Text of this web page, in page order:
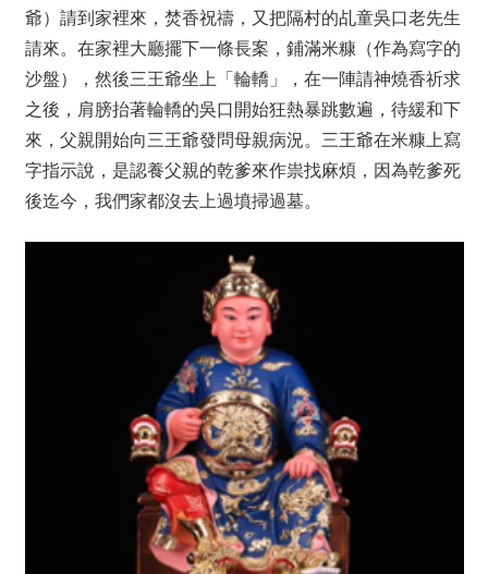
爺）請到家裡來，焚香祝禱，又把隔村的乩童吳口老先生
請來。在家裡大廳擺下一條長案，鋪滿米糠（作為寫字的
沙盤），然後三王爺坐上「輪轎」，在一陣請神燒香祈求
之後，肩膀抬著輪轎的吳口開始狂熱暴跳數遍，待緩和下
來，父親開始向三王爺發問母親病況。三王爺在米糠上寫
字指示說，是認養父親的乾爹來作祟找麻煩，因為乾爹死
後迄今，我們家都沒去上過墳掃過墓。